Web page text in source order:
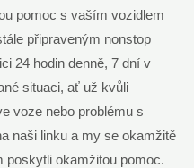
pomoc s vaším vozidlem
připraveným nonstop
24 hodin denně, 7 dní v
situaci, ať už kvůli
voze nebo problému s
naši linku a my se okamžitě
poskytli okamžitou pomoc.